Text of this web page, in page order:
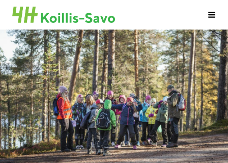
Siirry
sivun
sisältöön
Koillis-Savon 4H-yhdistys